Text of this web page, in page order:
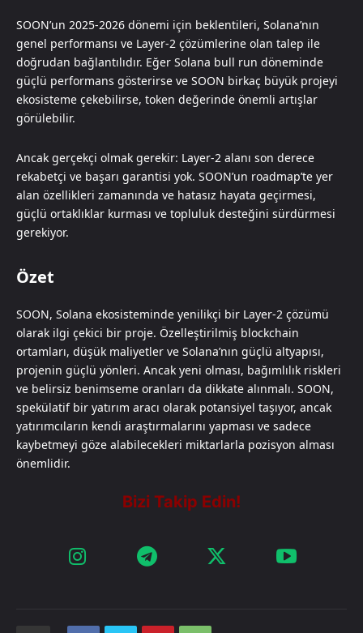
SOON’un 2025-2026 dönemi için beklentileri, Solana’nın
genel performansı ve Layer-2 çözümlerine olan talep ile
doğrudan bağlantılıdır. Eğer Solana bull run döneminde
güçlü performans gösterirse ve SOON birkaç büyük projeyi
ekosisteme çekebilirse, token değerinde önemli artışlar
görülebilir.
Ancak gerçekçi olmak gerekir: Layer-2 alanı son derece
rekabetçi ve başarı garantisi yok. SOON’un roadmap’te yer
alan özellikleri zamanında ve hatasız hayata geçirmesi,
güçlü ortaklıklar kurması ve topluluk desteğini sürdürmesi
gerekiyor.
Özet
SOON, Solana ekosisteminde yenilikçi bir Layer-2 çözümü
olarak ilgi çekici bir proje. Özelleştirilmiş blockchain
ortamları, düşük maliyetler ve Solana’nın güçlü altyapısı,
projenin güçlü yönleri. Ancak yeni olması, bağımlılık riskleri
ve belirsiz benimseme oranları da dikkate alınmalı. SOON,
spekülatif bir yatırım aracı olarak potansiyel taşıyor, ancak
yatırımcıların kendi araştırmalarını yapması ve sadece
kaybetmeyi göze alabilecekleri miktarlarla pozisyon alması
önemlidir.